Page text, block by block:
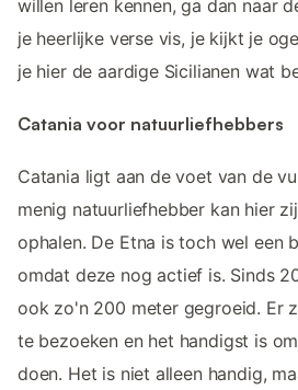
willen leren kennen, ga dan naar
je heerlijke verse vis, je kijkt je
je hier de aardige Sicilianen wat
Catania voor natuurliefhebbers
Catania ligt aan de voet van de
menig natuurliefhebber kan hier
ophalen. De Etna is toch wel een
omdat deze nog actief is. Sinds
ook zo'n 200 meter gegroeid. Er
te bezoeken en het handigst is
doen. Het is niet alleen handig,